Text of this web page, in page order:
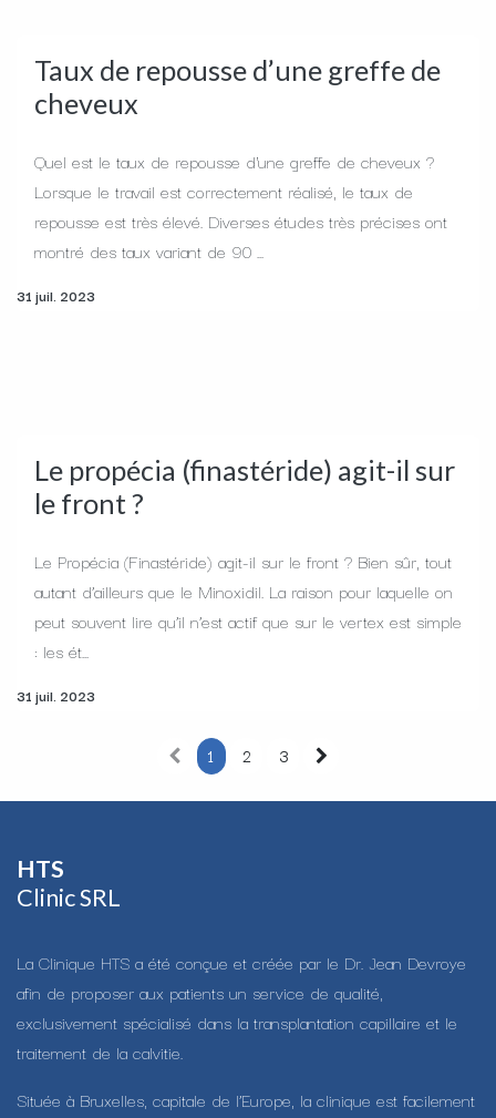
Taux de repousse d’une greffe de
cheveux
Quel est le taux de repousse d'une greffe de cheveux ?
Lorsque le travail est correctement réalisé, le taux de
repousse est très élevé. Diverses études très précises ont
montré des taux variant de 90 ...
31 juil. 2023
Le propécia (finastéride) agit-il sur
le front ?
Le Propécia (Finastéride) agit-il sur le front ? Bien sûr, tout
autant d’ailleurs que le Minoxidil. La raison pour laquelle on
peut souvent lire qu’il n’est actif que sur le vertex est simple
: les ét...
31 juil. 2023
1 2 3
HTS​
Clinic SRL
La Clinique HTS a été conçue et créée par le Dr. Jean Devroye
afin de proposer aux patients un service de qualité,
exclusivement spécialisé dans la transplantation capillaire et le
traitement de la calvitie.
Située à Bruxelles, capitale de l’Europe, la clinique est facilement